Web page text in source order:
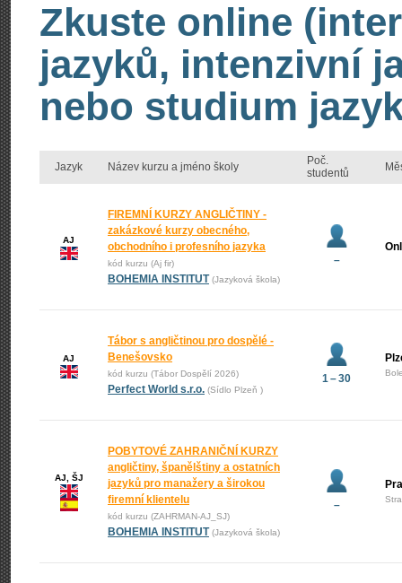
Zkuste online
jazyků, intenzivní
nebo studium
Jazyk Název kurzu a jméno školy
Poč.
studentů
AJ
FIREMNÍ KURZY ANGLIČTINY -
zakázkové kurzy obecného,
obchodního i profesního jazyka
kód kurzu (Aj fir)
BOHEMIA INSTITUT (Jazyková škola)
–
AJ
Tábor s angličtinou pro dospělé -
Benešovsko
kód kurzu (Tábor Dospělí 2026)
Perfect World s.r.o. (Sídlo Plzeň )
1 – 30
AJ, ŠJ
POBYTOVÉ ZAHRANIČNÍ KURZY
angličtiny, španělštiny a ostatních
jazyků pro manažery a širokou
firemní klientelu
kód kurzu (ZAHRMAN-AJ_SJ)
BOHEMIA INSTITUT (Jazyková škola)
–